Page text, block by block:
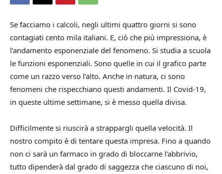
Se facciamo i calcoli, negli ultimi quattro giorni si sono
contagiati cento mila italiani. E, ciò che più impressiona, è
l’andamento esponenziale del fenomeno. Si studia a scuola
le funzioni esponenziali. Sono quelle in cui il grafico parte
come un razzo verso l’alto. Anche in natura, ci sono
fenomeni che rispecchiano questi andamenti. Il Covid-19,
in queste ultime settimane, si è messo quella divisa.
Difficilmente si riuscirà a strappargli quella velocità. Il
nostro compito è di tentare questa impresa. Fino a quando
non ci sarà un farmaco in grado di bloccarne l’abbrivio,
tutto dipenderà dal grado di saggezza che ciascuno di noi,